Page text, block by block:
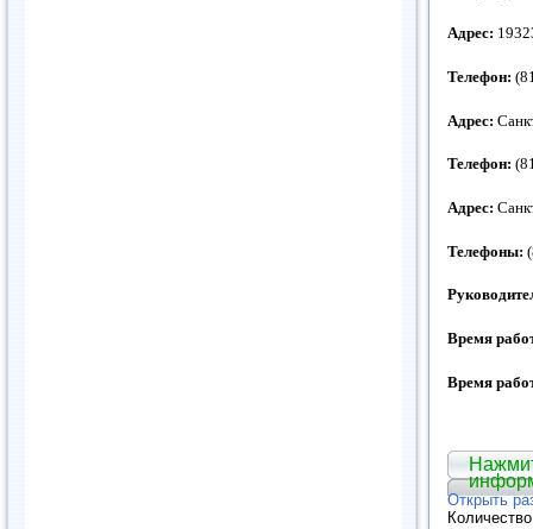
Адрес:
Телефон:
Адрес:
Телефон:
Адрес:
Телефоны:
Время
Время
Открыть